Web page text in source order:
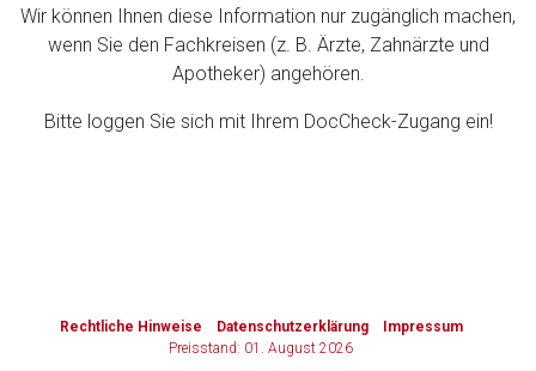
Wir können Ihnen diese Information nur zugänglich machen,
wenn Sie den Fachkreisen (z. B. Ärzte, Zahnärzte und
Apotheker) angehören.
Bitte loggen Sie sich mit Ihrem DocCheck-Zugang ein!
Rechtliche Hinweise Datenschutzerklärung
Impressum
Preisstand: 01. August 2026